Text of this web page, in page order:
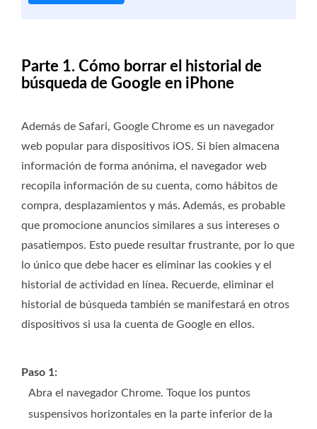
Parte 1. Cómo borrar el historial de
búsqueda de Google en iPhone
Además de Safari, Google Chrome es un navegador
web popular para dispositivos iOS. Si bien almacena
información de forma anónima, el navegador web
recopila información de su cuenta, como hábitos de
compra, desplazamientos y más. Además, es probable
que promocione anuncios similares a sus intereses o
pasatiempos. Esto puede resultar frustrante, por lo que
lo único que debe hacer es eliminar las cookies y el
historial de actividad en línea. Recuerde, eliminar el
historial de búsqueda también se manifestará en otros
dispositivos si usa la cuenta de Google en ellos.
Paso 1:
Abra el navegador Chrome. Toque los puntos
suspensivos horizontales en la parte inferior de la